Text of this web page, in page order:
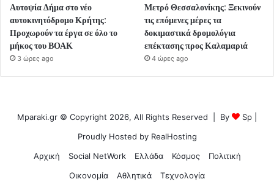
Αυτοψία Δήμα στο νέο
αυτοκινητόδρομο Κρήτης:
Προχωρούν τα έργα σε όλο το
μήκος του ΒΟΑΚ
3 ώρες ago
Μετρό Θεσσαλονίκης: Ξεκινούν
τις επόμενες μέρες τα
δοκιμαστικά δρομολόγια
επέκτασης προς Καλαμαριά
4 ώρες ago
Mparaki.gr © Copyright 2026, All Rights Reserved | By Sp
Proudly Hosted by RealHosting
Αρχική
Social NetWork Ελλάδα Κόσμος
Πολιτική
Οικονομία
Αθλητικά Τεχνολογία